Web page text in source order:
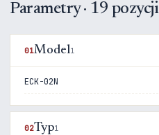
Parametry · 19 pozycji
01Model1
ECK-02N
02Typ1